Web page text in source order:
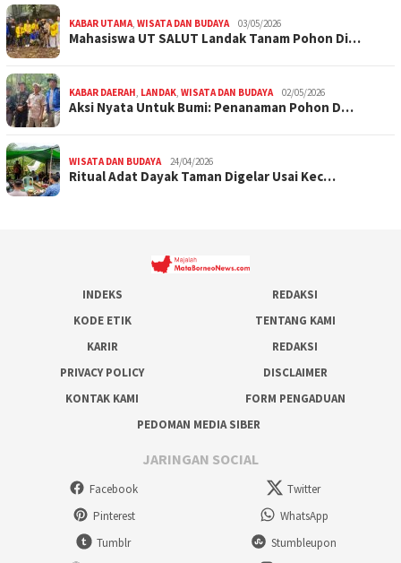
KABAR UTAMA, WISATA DAN BUDAYA 03/05/2026
Mahasiswa UT SALUT Landak Tanam Pohon Di…
KABAR DAERAH, LANDAK, WISATA DAN BUDAYA 02/05/2026
Aksi Nyata Untuk Bumi: Penanaman Pohon D…
WISATA DAN BUDAYA 24/04/2026
Ritual Adat Dayak Taman Digelar Usai Kec…
INDEKS
REDAKSI
KODE ETIK
TENTANG KAMI
KARIR
REDAKSI
PRIVACY POLICY
DISCLAIMER
KONTAK KAMI
FORM PENGADUAN
PEDOMAN MEDIA SIBER
JARINGAN SOCIAL
Facebook
Twitter
Pinterest
WhatsApp
Tumblr
Stumbleupon